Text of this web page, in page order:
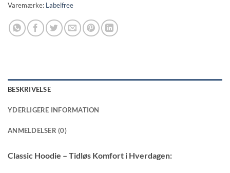
Varemærke: Labelfree
BESKRIVELSE
YDERLIGERE INFORMATION
ANMELDELSER (0)
Classic Hoodie – Tidløs Komfort i Hverdagen: